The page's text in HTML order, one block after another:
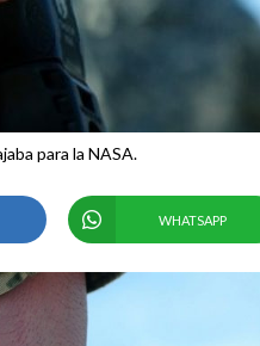
para la NASA.
WHATSAPP